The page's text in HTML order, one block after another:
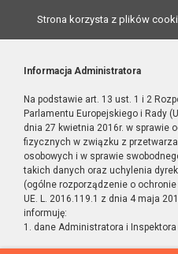
Strona korzysta z plików
Informacja Administratora
Na podstawie art. 13 ust. 1 i 2
Parlamentu Europejskiego i Rady
dnia 27 kwietnia 2016r. w sprawie
fizycznych w związku z
osobowych i w sprawie
takich danych oraz uchylenia
(ogólne rozporządzenie o ochronie
UE. L. 2016.119.1 z dnia 4 maja
informuję:
1. dane Administratora i